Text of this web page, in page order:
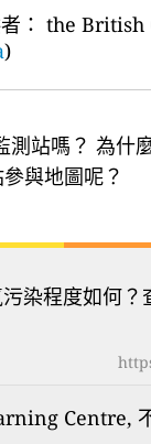
： the British
)
測站嗎？ 為什
與地圖呢？
染程度如何？
Centre,